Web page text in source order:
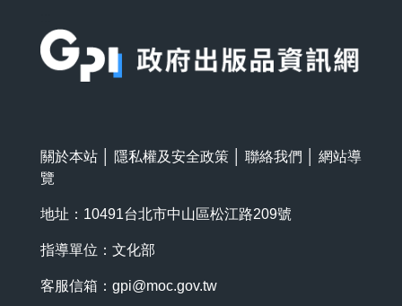
關於本站 隱私權及安全政策 聯絡我們
網站導
覽
地址：10491台北市中山區松江路209號
指導單位：文化部
客服信箱： gpi@moc.gov.tw